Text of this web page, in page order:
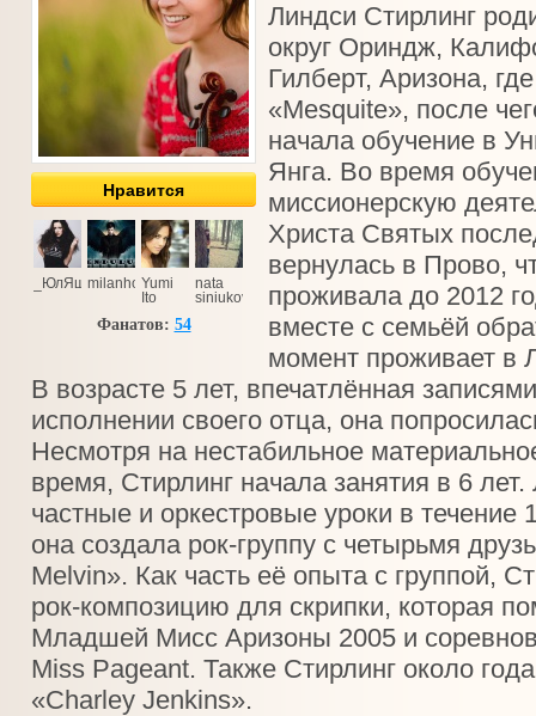
Нравится
_ЮлЯшКа_milanholiaYumi
Ito
nata
siniukova
Фанатов: 54
Линдси Стирлинг
округ Ориндж,
Гилберт, Аризона,
«Mesquite», после
начала обучение в
Янга. Во время
миссионерскую
Христа Святых
вернулась в Прово,
проживала до 2012
вместе с семьёй
момент проживает в
В возрасте 5 лет, впечатлённая
исполнении своего отца, она
Несмотря на нестабильное
время, Стирлинг начала занятия в 6
частные и оркестровые уроки в течение
она создала рок-группу с четырьмя
Melvin». Как часть её опыта с группой,
рок-композицию для скрипки, которая
Младшей Мисс Аризоны 2005 и
Miss Pageant. Также Стирлинг около
«Charley Jenkins».